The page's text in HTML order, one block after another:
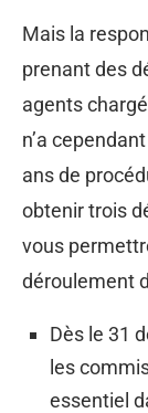
Mais la
prenant des
agents
n’a
ans de
obtenir trois
vous
déroulement
Dès le 31
les
essentiel